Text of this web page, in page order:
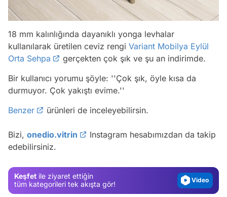
18 mm kalınlığında dayanıklı yonga levhalar
kullanılarak üretilen ceviz rengi Variant Mobilya Eylül
Orta Sehpa
gerçekten çok şık ve şu an indirimde.
Bir kullanıcı yorumu şöyle: ''Çok şık, öyle kısa da
durmuyor. Çok yakıştı evime.''
Benzer
ürünleri de inceleyebilirsin.
Bizi, onedio.vitrin
Instagram hesabımızdan da takip
edebilirsiniz.
Keşfet ile ziyaret ettiğin
tüm kategorileri tek akışta gör!
Test
Video